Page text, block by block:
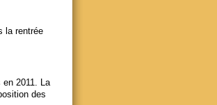
la rentrée
2011. La
des